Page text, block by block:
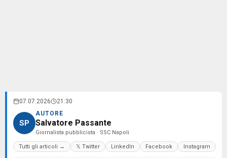
07.07.2026 21:30
SP
AUTORE
Salvatore Passante
Giornalista pubblicista · SSC Napoli
Tutti gli articoli → 𝕏 Twitter LinkedIn Facebook Instagram